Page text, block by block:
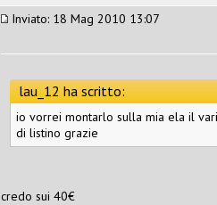
Inviato: 18 Mag 2010 13:07
lau_12 ha scritto:
io vorrei montarlo sulla mia ela il
di listino grazie
credo sui 40€